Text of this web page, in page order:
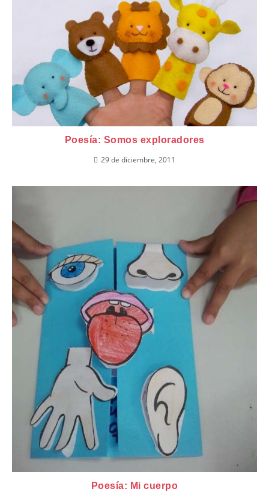
Poesía: Somos exploradores
29 de diciembre, 2011
Poesía: Mi cuerpo